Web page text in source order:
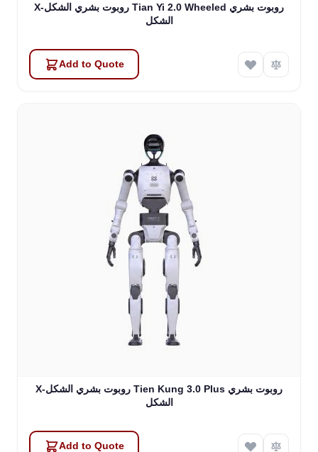
X-روبوت بشري الشكل Tian Yi 2.0 Wheeled روبوت بشري
الشكل
Add to Quote
X-روبوت بشري الشكل Tien Kung 3.0 Plus روبوت بشري
الشكل
Add to Quote